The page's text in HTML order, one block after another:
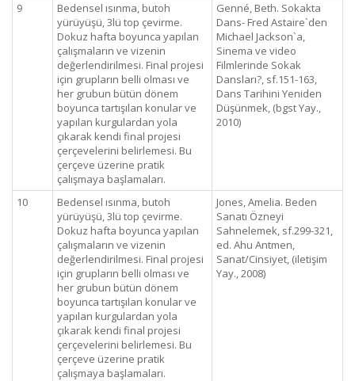
9
Bedensel ısınma, butoh
yürüyüşü, 3lü top çevirme.
Dokuz hafta boyunca yapılan
çalışmaların ve vizenin
değerlendirilmesi. Final projesi
için grupların belli olması ve
her grubun bütün dönem
boyunca tartışılan konular ve
yapılan kurgulardan yola
çıkarak kendi final projesi
çerçevelerini belirlemesi. Bu
çerçeve üzerine pratik
çalışmaya başlamaları.
Genné, Beth. Sokakta
Dans- Fred Astaire`den
Michael Jackson`a,
Sinema ve video
Filmlerinde Sokak
Dansları?, sf.151-163,
Dans Tarihini Yeniden
Düşünmek, (bgst Yay.,
2010)
10
Bedensel ısınma, butoh
yürüyüşü, 3lü top çevirme.
Dokuz hafta boyunca yapılan
çalışmaların ve vizenin
değerlendirilmesi. Final projesi
için grupların belli olması ve
her grubun bütün dönem
boyunca tartışılan konular ve
yapılan kurgulardan yola
çıkarak kendi final projesi
çerçevelerini belirlemesi. Bu
çerçeve üzerine pratik
çalışmaya başlamaları.
Jones, Amelia. Beden
Sanatı Özneyi
Sahnelemek, sf.299-321,
ed. Ahu Antmen,
Sanat/Cinsiyet, (iletişim
Yay., 2008)